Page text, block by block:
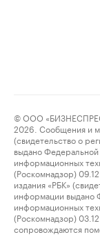
© ООО
2026. Сообщения и
(свидетельство о
выдано
информационных
(Роскомнадзор)
издания «РБК»
информации выдано
информационных
(Роскомнадзор)
сопровождаются